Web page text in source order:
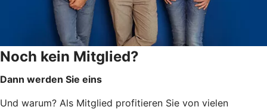
Noch kein Mitglied?
Dann werden Sie eins
Und warum? Als Mitglied profitieren Sie von vielen